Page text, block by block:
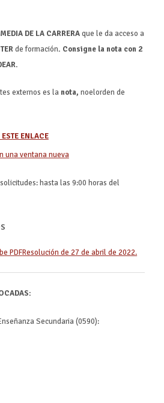
DE LA CARRERAque le da acceso a
de formación. Consigne la nota con 2
.
externos es lanota, noelorden de
ENLACE
hasta las 9:00 horas del
Resolución de 27 de abril de 2022.
Secundaria (0590):